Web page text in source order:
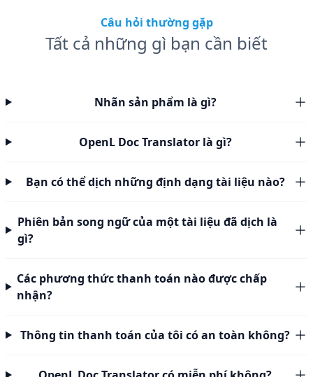
Câu hỏi thường gặp
Tất cả những gì bạn cần biết
Nhãn sản phẩm là gì?
OpenL Doc Translator là gì?
Bạn có thể dịch những định dạng tài liệu nào?
Phiên bản song ngữ của một tài liệu đã dịch là
gì?
Các phương thức thanh toán nào được chấp
nhận?
Thông tin thanh toán của tôi có an toàn không?